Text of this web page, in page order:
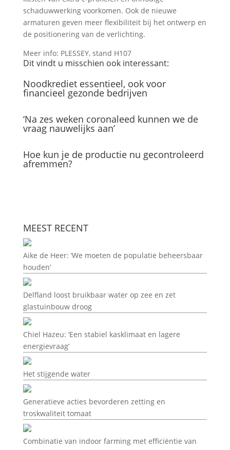
schaduwwerking voorkomen. Ook de nieuwe
armaturen geven meer flexibiliteit bij het ontwerp en
de positionering van de verlichting.
Meer info: PLESSEY, stand H107
Dit vindt u misschien ook interessant:
Noodkrediet essentieel, ook voor
financieel gezonde bedrijven
‘Na zes weken coronaleed kunnen we de
vraag nauwelijks aan’
Hoe kun je de productie nu gecontroleerd
afremmen?
MEEST RECENT
Aike de Heer: ‘We moeten de populatie beheersbaar
houden’
Delfland loost bruikbaar water op zee en zet
glastuinbouw droog
Chiel Hazeu: ‘Een stabiel kasklimaat en lagere
energievraag’
Het stijgende water
Generatieve acties bevorderen zetting en
troskwaliteit tomaat
Combinatie van indoor farming met efficiëntie van